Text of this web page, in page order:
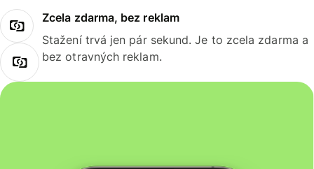
Zcela zdarma, bez reklam
Stažení trvá jen pár sekund. Je to zcela zdarma a
bez otravných reklam.